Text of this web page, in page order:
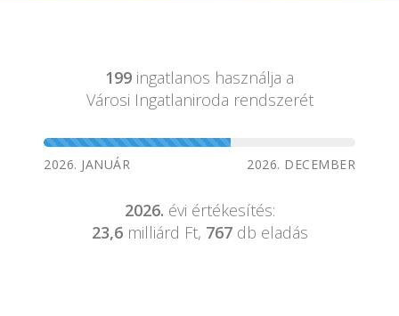
199 ingatlanos használja a
Városi Ingatlaniroda rendszerét
2026. JANUÁR 2026. DECEMBER
2026. évi értékesítés:
23,6milliárd Ft, 767db eladás